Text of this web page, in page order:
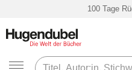
100 Tage
Hugendubel